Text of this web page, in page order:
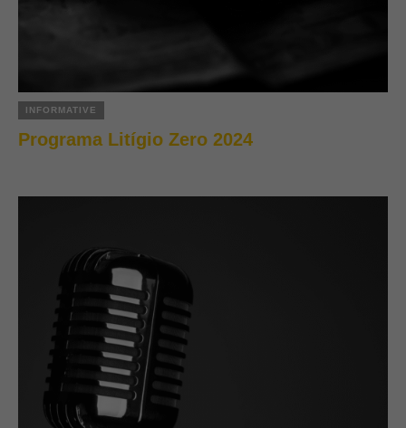
INFORMATIVE
Programa Litígio Zero 2024